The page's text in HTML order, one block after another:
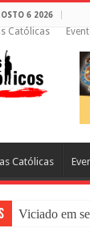
6 2026
Católicas
Católicas
Viciado em